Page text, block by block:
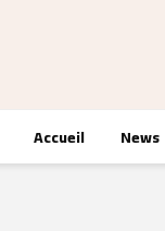
Accueil News